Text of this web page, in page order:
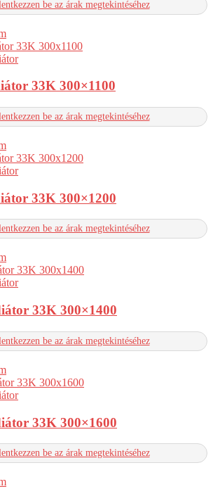
be az árak megtekintéséhez
33K 300×1100
be az árak megtekintéséhez
33K 300×1200
be az árak megtekintéséhez
33K 300×1400
be az árak megtekintéséhez
33K 300×1600
be az árak megtekintéséhez